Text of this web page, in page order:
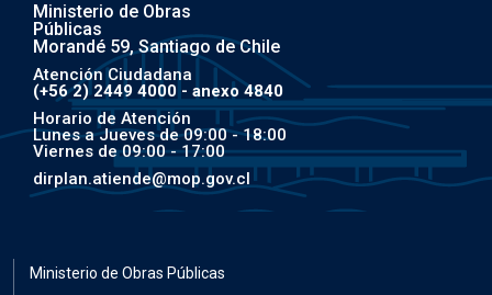
Ministerio de Obras
Públicas
Morandé 59, Santiago de Chile
Atención Ciudadana
(+56 2) 2449 4000 - anexo 4840
Horario de Atención
Lunes a Jueves de 09:00 - 18:00
Viernes de 09:00 - 17:00
dirplan.atiende@mop.gov.cl
Ministerio de Obras Públicas